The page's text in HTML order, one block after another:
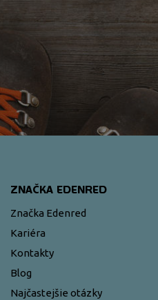
ZNAČKA EDENRED
Značka Edenred
Kariéra
Kontakty
Blog
Najčastejšie otázky